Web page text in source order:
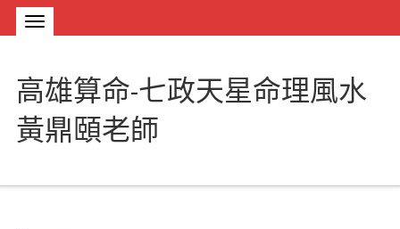
高雄算命-七政天星命理風水
黃鼎頤老師